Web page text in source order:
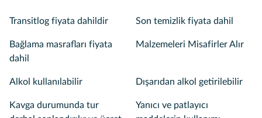
Transitlog fiyata dahildir Son temizlik fiyata dahil
Bağlama masrafları fiyata
dahil
Malzemeleri Misafirler Alır
Alkol kullanılabilir Dışarıdan alkol getirilebilir
Kavga durumunda tur
Yanıcı ve patlayıcı